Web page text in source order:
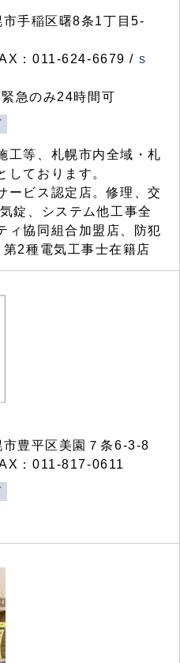
手稲区曙8条1丁目5-
：011-624-6679 / s
急のみ24時間可
工等、札幌市内全域・札
しております。
ービス認定店。修理、交
錠、システム他工事全
ィ協同組合加盟店、防犯
2種電気工事士在籍店
豊平区美園７条6-3-8
：011-817-0611